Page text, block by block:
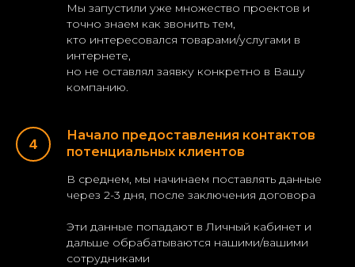
Мы запустили уже множество проектов и
точно знаем как звонить тем,
кто интересовался товарами/услугами в
интернете,
но не оставлял заявку конкретно в Вашу
компанию.
Начало предоставления контактов
потенциальных клиентов
В среднем, мы начинаем поставлять данные
через 2-3 дня, после заключения договора
Эти данные попадают в Личный кабинет и
дальше обрабатываются нашими/вашими
сотрудниками